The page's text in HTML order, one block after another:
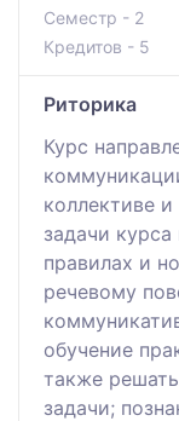
Семестр - 2
Кредитов - 5
Риторика
Курс
коллективе
задачи
правилах и
речевому
обучение
также
задачи;